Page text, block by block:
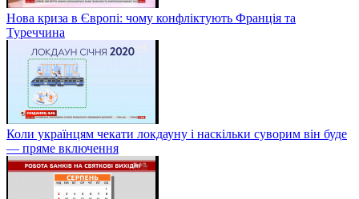
Нова криза в Європі: чому конфліктують Франція та
Туреччина
Коли українцям чекати локдауну і наскільки суворим він буде
— пряме включення